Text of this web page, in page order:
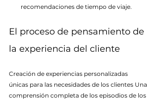
recomendaciones de tiempo de viaje.
El proceso de pensamiento de
la experiencia del cliente
Creación de experiencias personalizadas
únicas para las necesidades de los clientes Una
comprensión completa de los episodios de los